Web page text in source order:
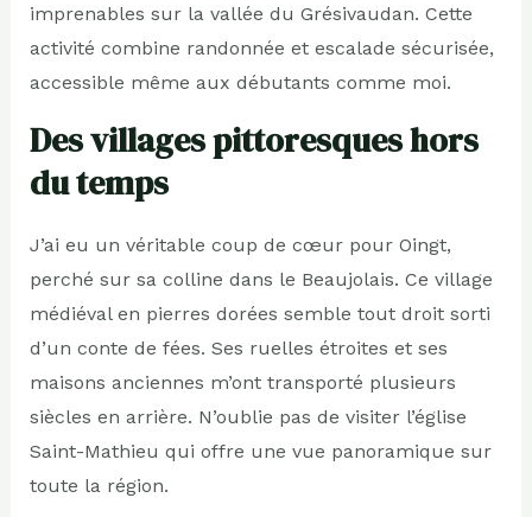
imprenables sur la vallée du Grésivaudan. Cette
activité combine randonnée et escalade sécurisée,
accessible même aux débutants comme moi.
Des villages pittoresques hors
du temps
J’ai eu un véritable coup de cœur pour Oingt,
perché sur sa colline dans le Beaujolais. Ce village
médiéval en pierres dorées semble tout droit sorti
d’un conte de fées. Ses ruelles étroites et ses
maisons anciennes m’ont transporté plusieurs
siècles en arrière. N’oublie pas de visiter l’église
Saint-Mathieu qui offre une vue panoramique sur
toute la région.